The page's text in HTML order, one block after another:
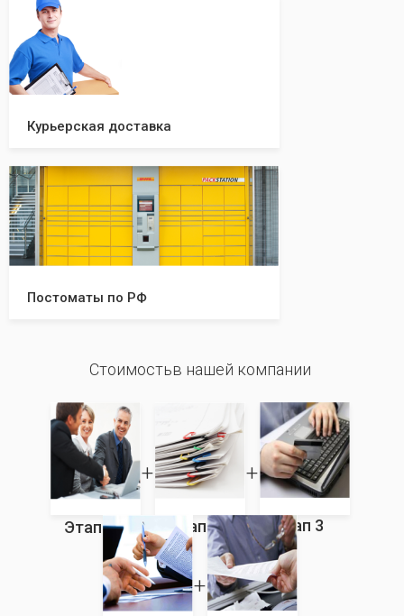
Курьерская доставка
Постоматы по РФ
Стоимостьв нашей компании
Этап 1 Этап 2 Этап 3